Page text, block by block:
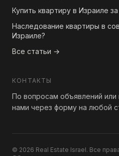
Купить квартиру в Израиле
Наследование квартиры в
Израиле?
Все статьи →
КОНТАКТЫ
По вопросам объявлений или
нами через форму на любой
© 2026 Real Estate Israel. Все